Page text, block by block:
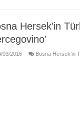
Hersek’in
03/2016 Bosna Hersek’in